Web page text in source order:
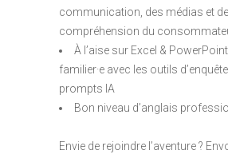
communication, des médias et
compréhension du
À l’aise sur Excel &
familier·e avec les outils
prompts IA
Bon niveau d’anglais
Envie de rejoindre l’aventure ?